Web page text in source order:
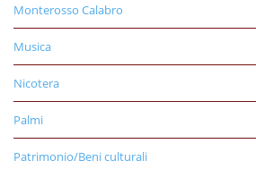
Monterosso Calabro
Musica
Nicotera
Palmi
Patrimonio/Beni culturali